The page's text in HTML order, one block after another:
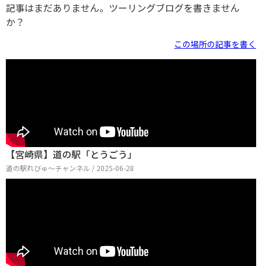
記事はまだありません。ツーリングブログを書きません
か？
この場所の記事を書く
【宮崎県】道の駅「とうごう」
道の駅れびゅ〜チャンネル / 2025-06-28